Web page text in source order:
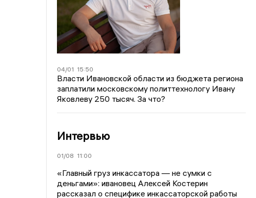
04/01 15:50
Власти Ивановской области из бюджета региона
заплатили московскому политтехнологу Ивану
Яковлеву 250 тысяч. За что?
Интервью
01/08 11:00
«Главный груз инкассатора — не сумки с
деньгами»: ивановец Алексей Костерин
рассказал о специфике инкассаторской работы